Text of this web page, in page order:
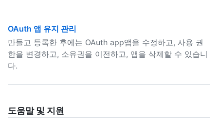
OAuth 앱 유지 관리
만들고 등록한 후에는 OAuth app앱을 수정하고, 사용 권
한을 변경하고, 소유권을 이전하고, 앱을 삭제할 수 있습니
다.
도움말 및 지원